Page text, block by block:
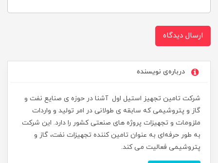
ارسال دیدگاه
درباره‌ی نویسنده
شرکت تامین تجهیز استیل اول آشنا در حوزه ی صنایع نفت و
گاز و پتروشیمی که سابقه ی طولانی در امر تولید و واردات
ملزومات و تجهیزات پروژه های صنعتی کشور را دارد. این شرکت
به طور حرفه‌ای به عنوان تامین کننده تجهیزات نفت، گاز و
پتروشیمی فعالیت می کند.